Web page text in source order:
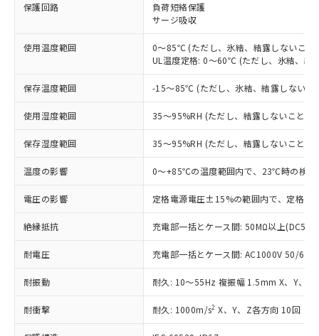
保護回路
負荷短絡保護
サージ吸収
使用温度範囲
0～85℃ (ただし、氷結、結露しないこと)
UL温度定格: 0～60℃ (ただし、氷結、結
保存温度範囲 -15～85℃ (ただし、氷結、結露しないこ
使用湿度範囲 35～95%RH (ただし、結露しないこと)
保存湿度範囲 35～95%RH (ただし、結露しないこと)
温度の影響 0～+85℃の温度範囲内で、23℃時の検
電圧の影響 定格電源電圧±15%の範囲内で、定格電
絶縁抵抗 充電部一括とケース間: 50MΩ以上
耐電圧 充電部一括とケース間: AC1000V 50/
耐振動 耐久: 10～55Hz 複振幅 1.5mm X、Y、Z
耐衝撃 耐久: 1000m/s2 X、Y、Z各方向 10回
ご利用条件
以下の条件をお読みいただき、同意のうえ
ご利用ください。
本サービスは、当社制御機器事業取扱
商品の当社在庫状況および標準価格
(税抜)を提供させていただくもので
当社制御機器事業取扱商品の中には、
本サービスの対象外となる商品もある
ことをご了承ください。
在庫状況および標準価格照会結果は、
記載している更新日時点での社内デー
タに基づき作成されるものであり、閲
覧された時点での実際の在庫および標
準価格とは異なる場合があることをご
対応済み：EU RoHS指令（10物質）の
非含有に対応した製品が提供可能な商品で
す。
対応予定：EU RoHS指令（10物質）の非含
有に対応した製品に切り替える予定のある
商品です。
対応予定なし：EU RoHS指令（10物質）の
非含有に非対応の商品で、対応品を出す予
定はありません。
調査・確認中：EU RoHS指令（10物質）の
非含有の対応状況を調査中または確認中の
非該当品：ライセンス料など無形物で、有
害物質有無と関係のない商品です。
仕入先様の事情により、非含有部品として
むを得ず変更することがあります。
ミウム(Cd) 100ppm以下、
六価クロム(Cr(Ⅵ)) 1000ppm以下、ポリ臭化ビフェニル
類(PBB) 1000ppm以下、ポリ臭化ジフェニルエーテル類
※1 中国RoHS○×表
「○」：最大均質材料含有率が中国RoHSの
基準値以下であることを示します。
「×」：最大均質材料含有率が中国RoHSの
基準値を超えていることを示します。
「－」：未確認です。当社販売部門へお問
*中国RoHS10物質の基準値 (GB/T26572)：
Pb(鉛) :1000ppm、 Hg(水銀) : 1000ppm、 Cd(カドミウ
当社は、これら貴社製品のうち、外国
（以下｢規制貨物等」という）を輸出
または国外への提供する場合は、日本
国政府の輸出許可(または役務取引許
可)を取得するなどの必要な手続きを